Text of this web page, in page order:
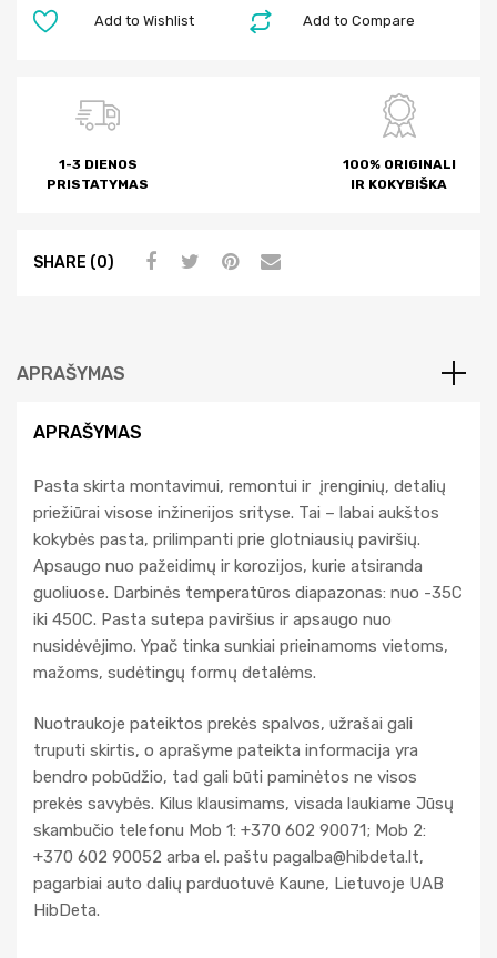
Add to Compare
Add to Wishlist
1-3 DIENOS
PRISTATYMAS
100% ORIGINALI
IR KOKYBIŠKA
SHARE (0)
APRAŠYMAS
APRAŠYMAS
Pasta skirta montavimui, remontui ir įrenginių, detalių
priežiūrai visose inžinerijos srityse. Tai – labai aukštos
kokybės pasta, prilimpanti prie glotniausių paviršių.
Apsaugo nuo pažeidimų ir korozijos, kurie atsiranda
guoliuose. Darbinės temperatūros diapazonas: nuo -35C
iki 450C. Pasta sutepa paviršius ir apsaugo nuo
nusidėvėjimo. Ypač tinka sunkiai prieinamoms vietoms,
mažoms, sudėtingų formų detalėms.
Nuotraukoje pateiktos prekės spalvos, užrašai gali
truputi skirtis, o aprašyme pateikta informacija yra
bendro pobūdžio, tad gali būti paminėtos ne visos
prekės savybės. Kilus klausimams, visada laukiame Jūsų
skambučio telefonu Mob 1: +370 602 90071; Mob 2:
+370 602 90052 arba el. paštu pagalba@hibdeta.lt,
pagarbiai auto dalių parduotuvė Kaune, Lietuvoje UAB
HibDeta.